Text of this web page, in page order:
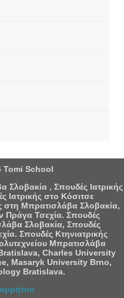
Tomi School
Σλοβακία , Σπουδές Ιατρικής
Ιατρικής στο Κόσιτσε
στη Μπρατισλάβα Σλοβακία,
Πράγα Τσεχία. Σπουδές
Σλοβακία, Σπουδές
Σπουδές Κτηνιατρικής
Μπρατισλάβα
Charles University
Masaryk University Brno,
Bratislava.